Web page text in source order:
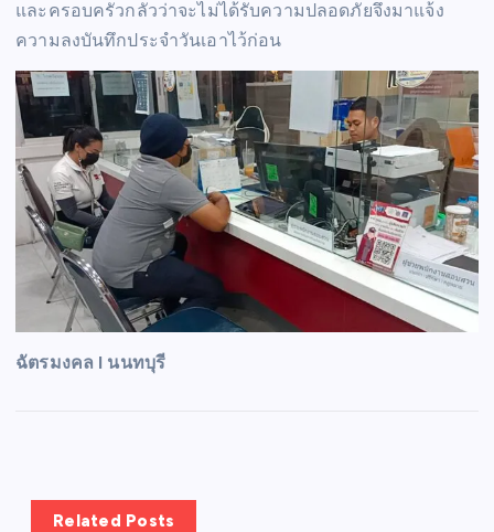
และครอบครัวกลัวว่าจะไม่ได้รับความปลอดภัยจึงมาแจ้ง
ความลงบันทึกประจำวันเอาไว้ก่อน
ฉัตรมงคล I นนทบุรี
Related Posts